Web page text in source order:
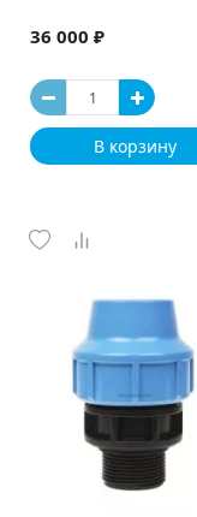
36 000 ₽
В корзину